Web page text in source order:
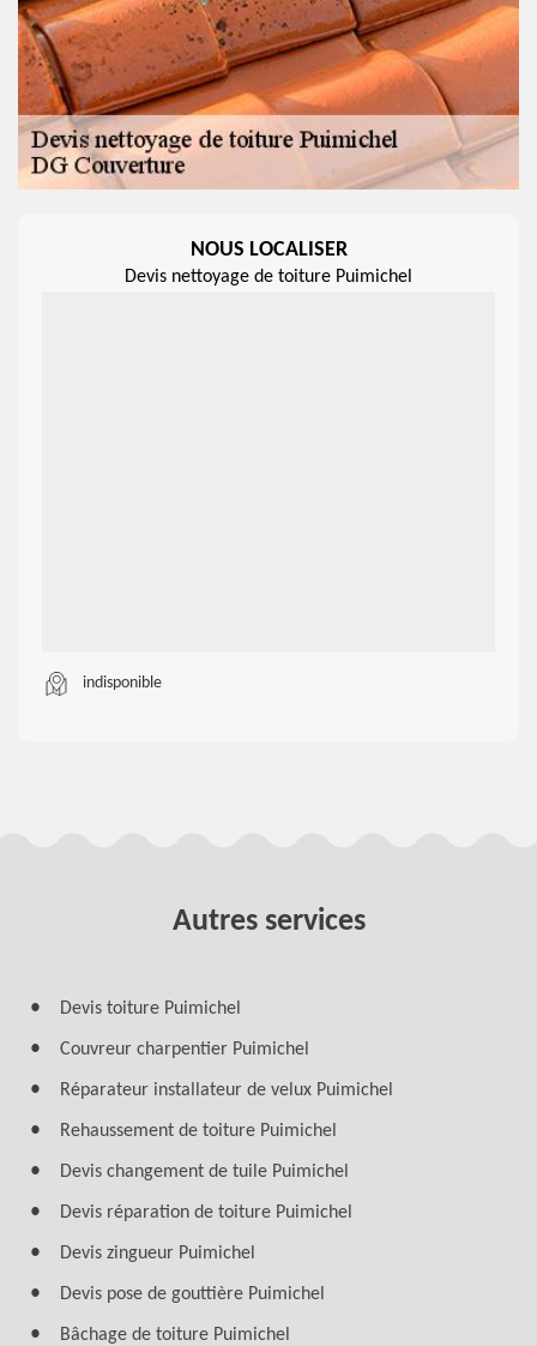
NOUS LOCALISER
Devis nettoyage de toiture Puimichel
indisponible
Autres services
Devis toiture Puimichel
Couvreur charpentier Puimichel
Réparateur installateur de velux Puimichel
Rehaussement de toiture Puimichel
Devis changement de tuile Puimichel
Devis réparation de toiture Puimichel
Devis zingueur Puimichel
Devis pose de gouttière Puimichel
Bâchage de toiture Puimichel